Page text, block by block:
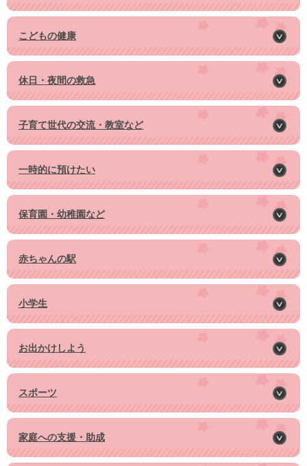
こどもの健康
休日・夜間の救急
子育て世代の交流・教室など
一時的に預けたい
保育園・幼稚園など
赤ちゃんの駅
小学生
お出かけしよう
スポーツ
家庭への支援・助成